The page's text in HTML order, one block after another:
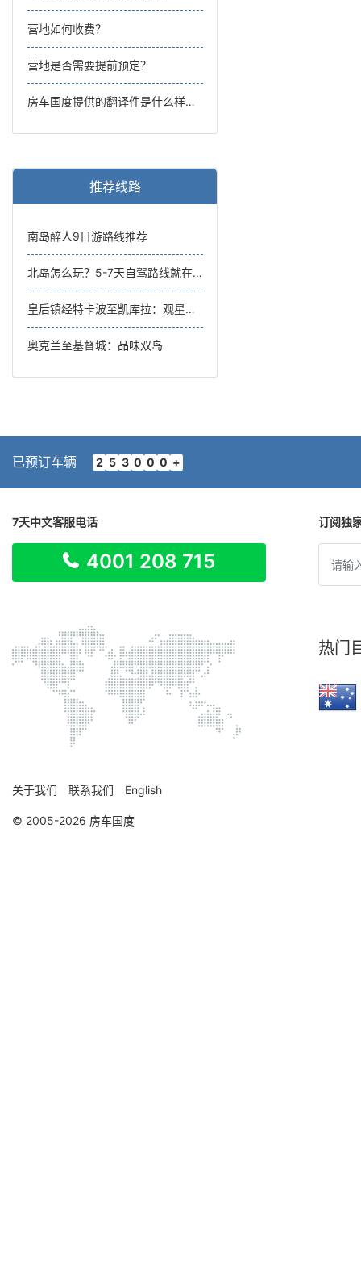
营地如何收费？
营地是否需要提前预定？
房车国度提供的翻译件是什么样的？
推荐线路
南岛醉人9日游路线推荐
北岛怎么玩？5-7天自驾路线就在这里！
皇后镇经特卡波至凯库拉：观星和赏鲸
奥克兰至基督城：品味双岛
已预订车辆 2 5 3 0 0 0 +
7天中文客服电话
4001 208 715
订阅独
热门
关于我们 联系我们 English
© 2005-2026 房车国度